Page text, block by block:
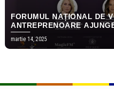
FORUMUL NAȚIONAL DE
ANTREPRENOARE
NAPOCA///CREȘTEREA
NUME –
martie 14, 2025